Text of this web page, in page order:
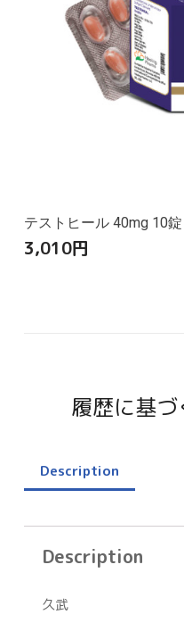
テストヒール 40mg 10錠
3,010円
履歴に基
Description
Description
久武